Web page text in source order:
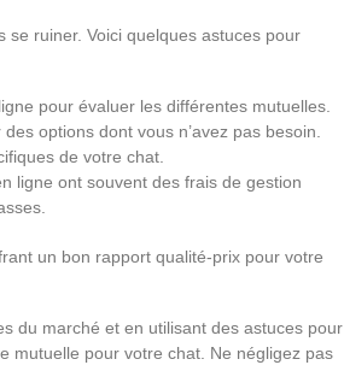
se ruiner. Voici quelques astuces pour
pour évaluer les différentes mutuelles.
options dont vous n’avez pas besoin.
de votre chat.
ligne ont souvent des frais de gestion
un bon rapport qualité-prix pour votre
du marché et en utilisant des astuces pour
mutuelle pour votre chat. Ne négligez pas